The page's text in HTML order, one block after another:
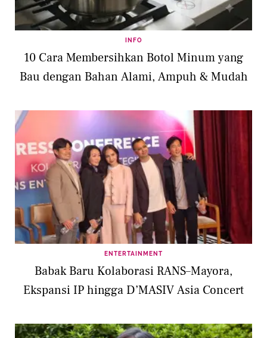
INFO
10 Cara Membersihkan Botol Minum yang
Bau dengan Bahan Alami, Ampuh & Mudah
ENTERTAINMENT
Babak Baru Kolaborasi RANS–Mayora,
Ekspansi IP hingga D’MASIV Asia Concert